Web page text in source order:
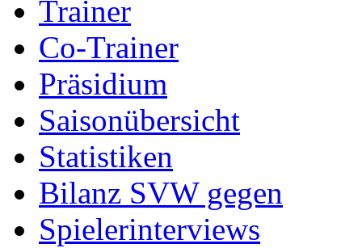
Trainer
Co-Trainer
Präsidium
Saisonübersicht
Statistiken
Bilanz SVW gegen
Spielerinterviews